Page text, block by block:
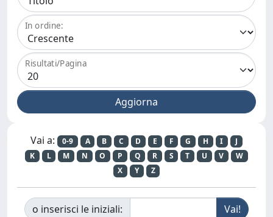
In ordine:
Risultati/Pagina
Vai a: 0-9 A B C D E F G H I
J
K
L M N O P Q R S T U V
W
X
Y Z
o inserisci le iniziali: